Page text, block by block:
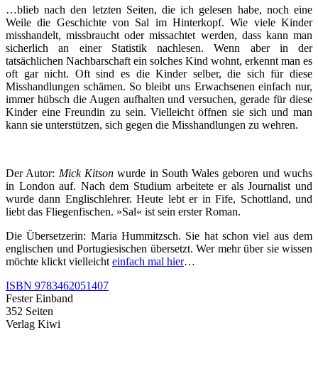
…blieb nach den letzten Seiten, die ich gelesen habe, noch eine
Weile die Geschichte von Sal im Hinterkopf. Wie viele Kinder
misshandelt, missbraucht oder missachtet werden, dass kann man
sicherlich an einer Statistik nachlesen. Wenn aber in der
tatsächlichen Nachbarschaft ein solches Kind wohnt, erkennt man es
oft gar nicht. Oft sind es die Kinder selber, die sich für diese
Misshandlungen schämen. So bleibt uns Erwachsenen einfach nur,
immer hübsch die Augen aufhalten und versuchen, gerade für diese
Kinder eine Freundin zu sein. Vielleicht öffnen sie sich und man
kann sie unterstützen, sich gegen die Misshandlungen zu wehren.
Der Autor: Mick Kitsonwurde in South Wales geboren und wuchs
in London auf. Nach dem Studium arbeitete er als Journalist und
wurde dann Englischlehrer. Heute lebt er in Fife, Schottland, und
liebt das Fliegenfischen. »Sal« ist sein erster Roman.
Die Übersetzerin: Maria Hummitzsch. Sie hat schon viel aus dem
englischen und Portugiesischen übersetzt. Wer mehr über sie wissen
möchte klickt vielleicht einfach mal hier…
ISBN 9783462051407
Fester Einband
352 Seiten
Verlag Kiwi